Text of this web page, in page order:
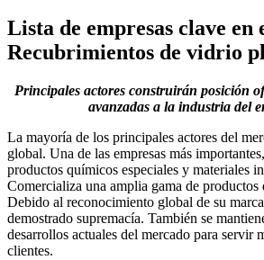
Lista de empresas clave en
Recubrimientos de vidrio
Principales actores construirán posición
avanzadas a la industria del
La mayoría de los principales actores del
global. Una de las empresas más
productos químicos especiales y materiales
Comercializa una amplia gama de productos
Debido al reconocimiento global de su
demostrado supremacía. También se
desarrollos actuales del mercado para servir
clientes.